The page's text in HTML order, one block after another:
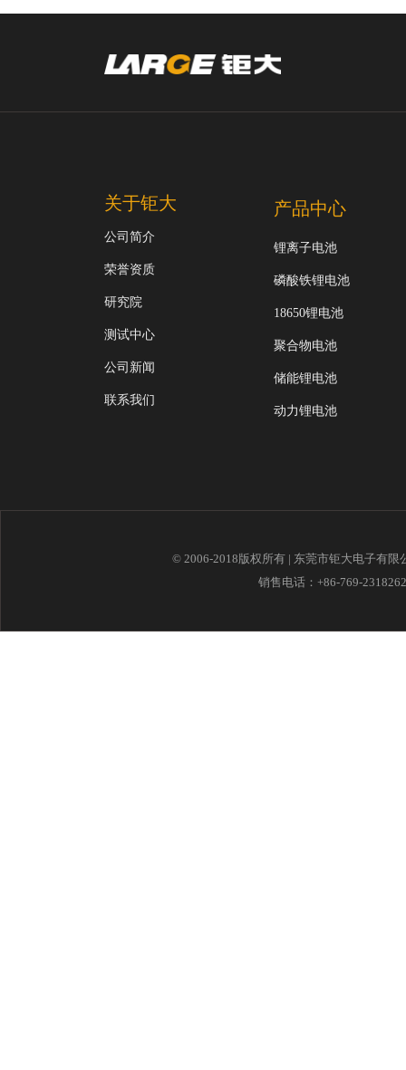
关于钜大
公司简介
荣誉资质
研究院
测试中心
公司新闻
联系我们
产品中心
锂离子电池
磷酸铁锂电池
18650锂电池
聚合物电池
储能锂电池
动力锂电池
© 2006-2018版权所有 | 东莞市钜大电子有
销售电话：+86-769-